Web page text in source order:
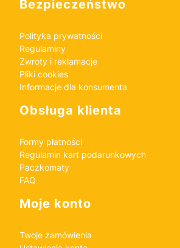
Bezpieczeństwo
Polityka prywatności
Regulaminy
Zwroty i reklamacje
Pliki cookies
Informacje dla konsumenta
Obsługa klienta
Formy płatności
Regulamin kart podarunkowych
Paczkomaty
FAQ
Moje konto
Twoje zamówienia